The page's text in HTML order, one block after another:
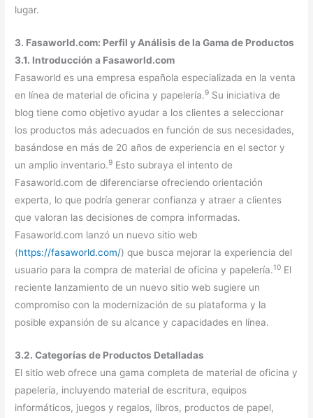
lugar.
3. Fasaworld.com: Perfil y Análisis de la Gama de Productos
3.1. Introducción a Fasaworld.com
Fasaworld es una empresa española especializada en la venta
en línea de material de oficina y papelería.9 Su iniciativa de
blog tiene como objetivo ayudar a los clientes a seleccionar
los productos más adecuados en función de sus necesidades,
basándose en más de 20 años de experiencia en el sector y
un amplio inventario.9 Esto subraya el intento de
Fasaworld.com de diferenciarse ofreciendo orientación
experta, lo que podría generar confianza y atraer a clientes
que valoran las decisiones de compra informadas.
Fasaworld.com lanzó un nuevo sitio web
(https://fasaworld.com/) que busca mejorar la experiencia del
usuario para la compra de material de oficina y papelería.10 El
reciente lanzamiento de un nuevo sitio web sugiere un
compromiso con la modernización de su plataforma y la
posible expansión de su alcance y capacidades en línea.
3.2. Categorías de Productos Detalladas
El sitio web ofrece una gama completa de material de oficina y
papelería, incluyendo material de escritura, equipos
informáticos, juegos y regalos, libros, productos de papel,